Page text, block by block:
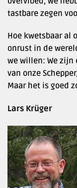
tastbare zegen
Hoe kwetsbaar al
onrust in de
we willen: We
van onze
Maar het is goed
Lars Krüger